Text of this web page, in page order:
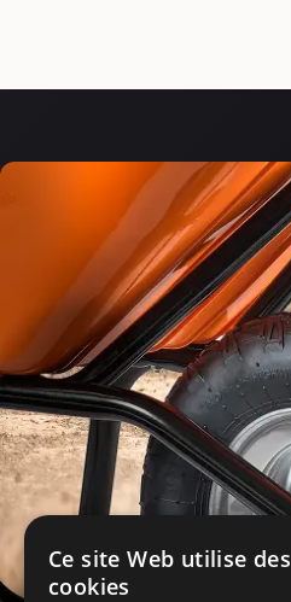
Ce site Web utilise des
cookies